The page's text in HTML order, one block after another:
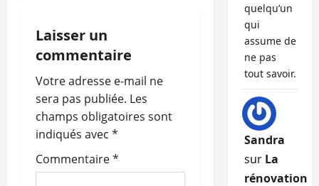
o
n
d
’
a
Laisser un
commentaire
Votre adresse e-mail ne
sera pas publiée. Les
champs obligatoires sont
indiqués avec *
Commentaire*
quelqu’un
qui
assume de
ne pas
tout savoir.
Sandra
sur La
rénovation